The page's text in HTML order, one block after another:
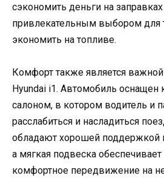
сэкономить деньги на
привлекательным выбором для
экономить на топливе.
Комфорт также является
Hyundai i1. Автомобиль
салоном, в котором водитель и
расслабиться и насладиться
обладают хорошей поддержкой
а мягкая подвеска
комфортное передвижение на